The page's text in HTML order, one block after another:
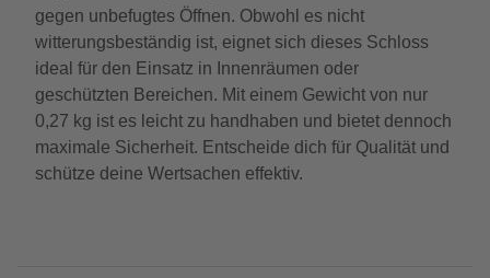
gegen unbefugtes Öffnen. Obwohl es nicht
witterungsbeständig ist, eignet sich dieses Schloss
ideal für den Einsatz in Innenräumen oder
geschützten Bereichen. Mit einem Gewicht von nur
0,27 kg ist es leicht zu handhaben und bietet dennoch
maximale Sicherheit. Entscheide dich für Qualität und
schütze deine Wertsachen effektiv.